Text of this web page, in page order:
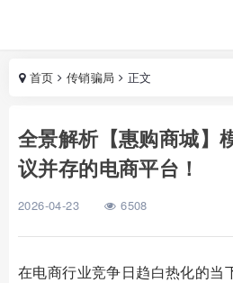
首页 传销骗局 正文
全景解析【惠购商城】
议并存的电商平台！
2026-04-23 6508
在电商行业竞争日趋白热化的当